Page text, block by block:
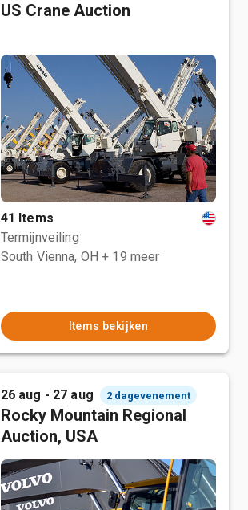
US Crane Auction
41 Items
Termijnveiling
South Vienna, OH + 19 meer
Items bekijken
26 aug - 27 aug 2 dagevenement
Rocky Mountain Regional
Auction, USA